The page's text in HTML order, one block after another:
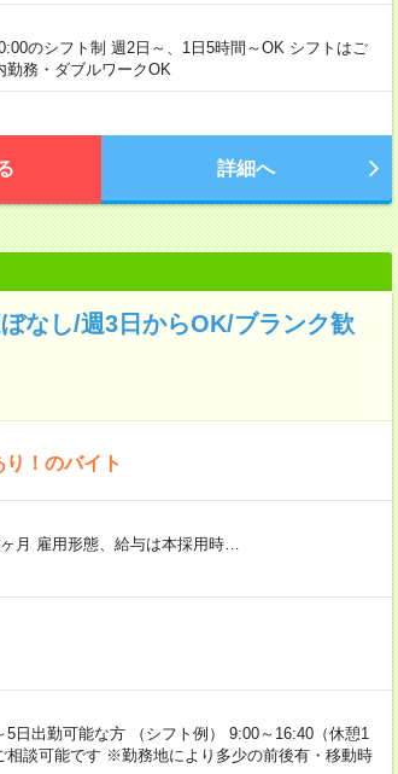
のシフト制 週2日～、1日5時間～OK シフトはご
務・ダブルワークOK
詳細へ
なし/週3日からOK/ブランク歓
！のバイト
月 雇用形態、給与は本採用時…
日出勤可能な方 （シフト例） 9:00～16:40（休憩1
談可能です ※勤務地により多少の前後有・移動時